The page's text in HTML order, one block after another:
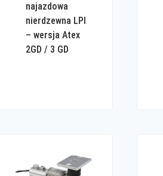
najazdowa
nierdzewna LPI
– wersja Atex
2GD / 3 GD